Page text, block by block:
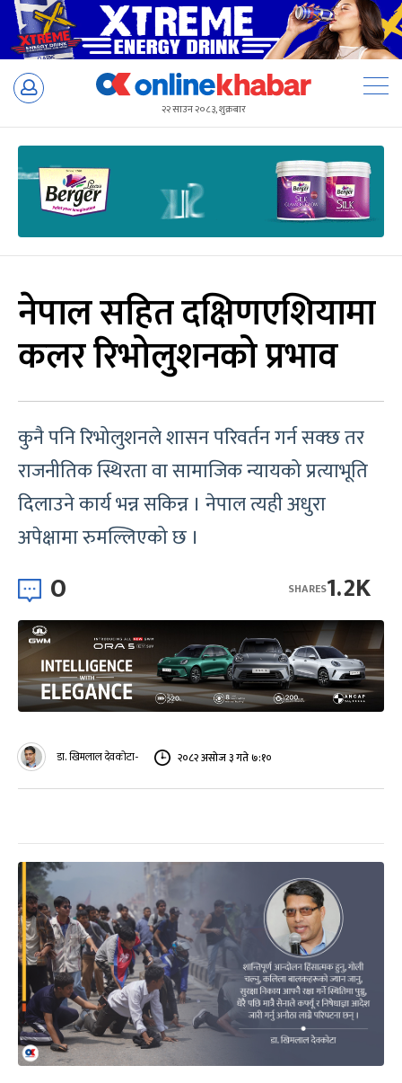
Skip
२२ साउन २०८३, शुक्रबार
नेपाल सहित दक्षिणएशियामा
कलर रिभोलुशनको प्रभाव
कुनै पनि रिभोलुशनले शासन परिवर्तन गर्न सक्छ तर
राजनीतिक स्थिरता वा सामाजिक न्यायको प्रत्याभूति
दिलाउने कार्य भन्न सकिन्न । नेपाल त्यही अधुरा
अपेक्षामा रुमल्लिएको छ ।
0 1.2K
SHARES
डा. खिमलाल देवकोटा- २०८२ असोज ३ गते ७:१०